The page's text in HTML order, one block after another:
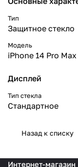
Тип
Защитное стекло
Модель
iPhone 14 Pro Max
Дисплей
Тип стекла
Стандартное
Назад к списку
Интернет-магазин